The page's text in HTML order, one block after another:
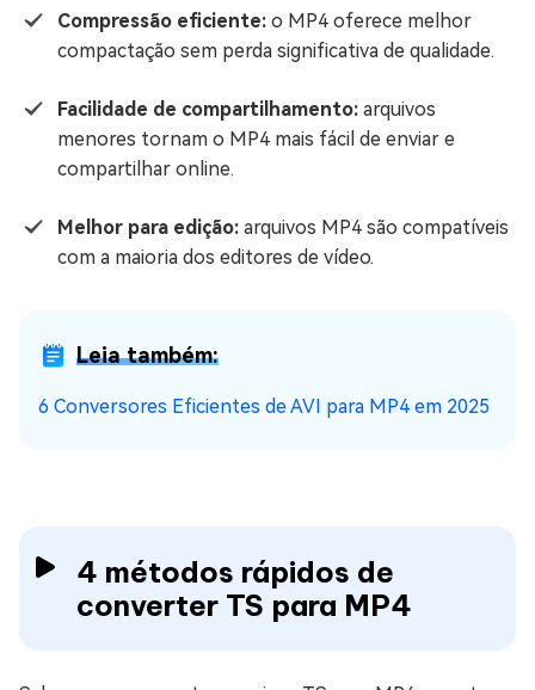
Compressão eficiente: o MP4 oferece melhor
compactação sem perda significativa de qualidade.
Facilidade de compartilhamento: arquivos
menores tornam o MP4 mais fácil de enviar e
compartilhar online.
Melhor para edição: arquivos MP4 são compatíveis
com a maioria dos editores de vídeo.
Leia também:
6 Conversores Eficientes de AVI para MP4 em 2025
4 métodos rápidos de
converter TS para MP4